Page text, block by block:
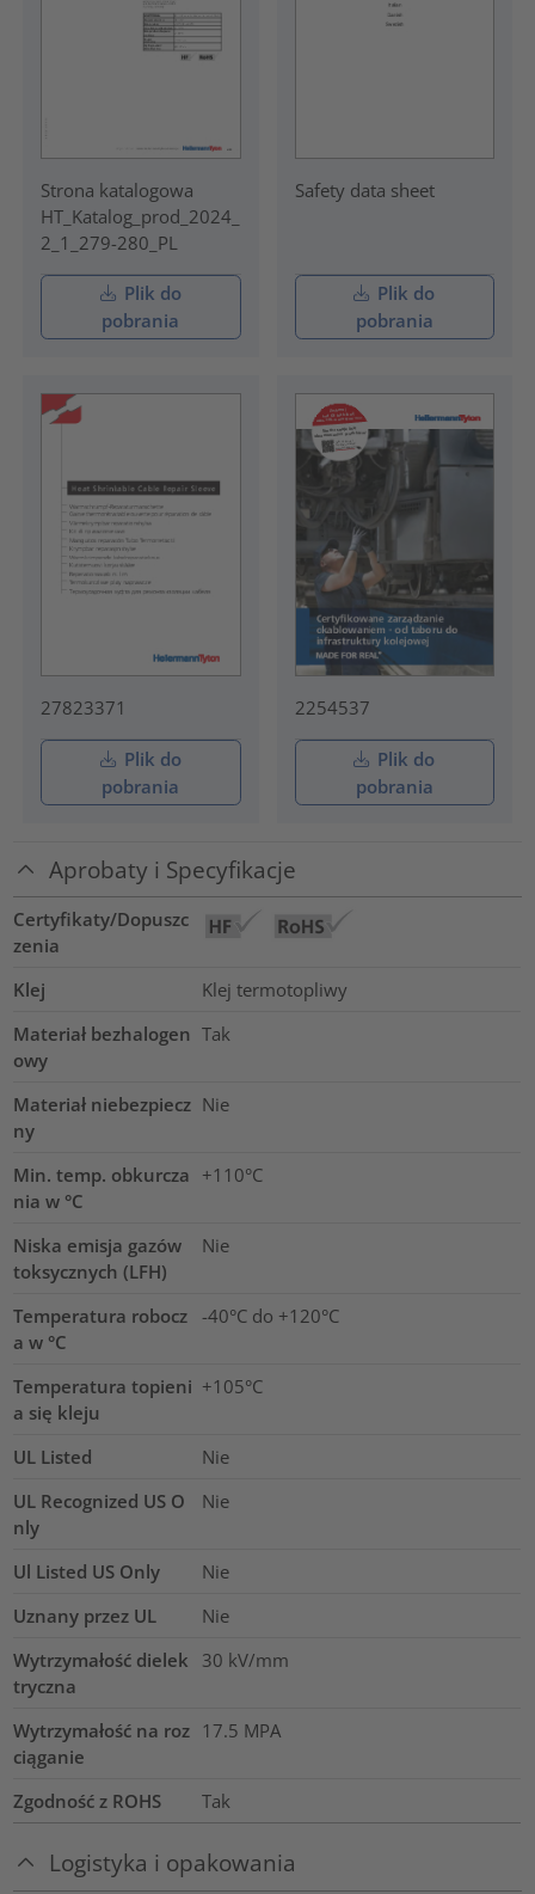
Strona katalogowa
HT_Katalog_prod_2024_
2_1_279-280_PL
Plik do
pobrania
Safety data sheet
Plik do
pobrania
27823371
Plik do
pobrania
2254537
Plik do
pobrania
Aprobaty i Specyfikacje
Certyfikaty/Dopuszc
zenia
Klej
Klej termotopliwy
Materiał bezhalogen
owy
Tak
Materiał niebezpiecz
ny
Nie
Min. temp. obkurcza
nia w °C
+110°C
Niska emisja gazów
toksycznych (LFH)
Nie
Temperatura robocz
a w °C
-40°C do +120°C
Temperatura topieni
a się kleju
+105°C
UL Listed
Nie
UL Recognized US O
nly
Nie
Ul Listed US Only
Nie
Uznany przez UL
Nie
Wytrzymałość dielek
tryczna
30 kV/mm
Wytrzymałość na roz
ciąganie
17.5 MPA
Zgodność z ROHS Tak
Logistyka i opakowania